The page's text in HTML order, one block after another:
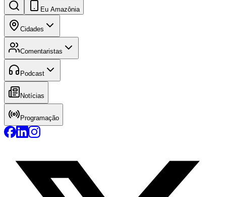
Eu Amazônia
Cidades
Comentaristas
Podcast
Notícias
Programação